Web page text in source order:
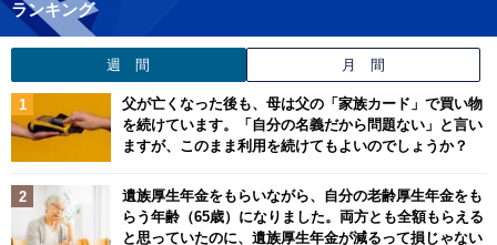
ランキング
週 間 月 間
父が亡くなった後も、母は父の「家族カード」で買い物
を続けています。「自分の名義だから問題ない」と言い
ますが、このまま利用を続けてもよいのでしょうか？
遺族厚生年金をもらいながら、自分の老齢厚生年金をも
らう年齢（65歳）になりました。両方とも全額もらえる
と思っていたのに、遺族厚生年金が減るって損じゃない